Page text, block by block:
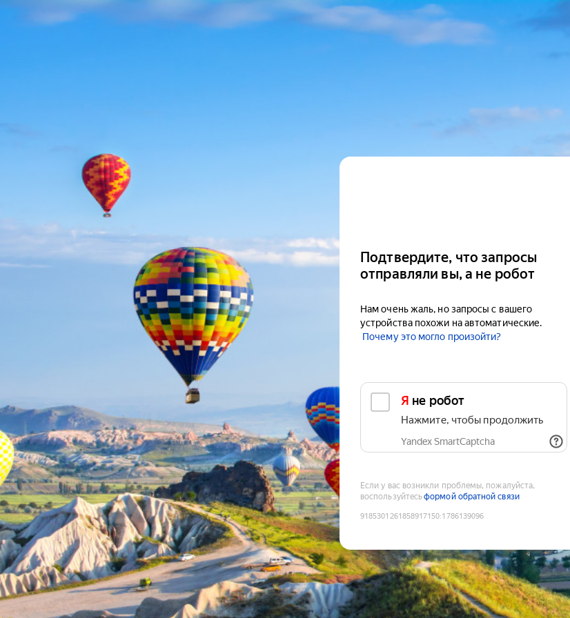
Подтвердите, что запросы
отправляли вы, а не робот
Нам очень жаль, но запросы с вашего
устройства похожи на автоматические.
Почему это могло произойти?
Я не робот
Нажмите, чтобы продолжить
Yandex SmartCaptcha
Если у вас возникли проблемы, пожалуйста,
воспользуйтесьформой обратной связи
9185301261858917150:1786139096